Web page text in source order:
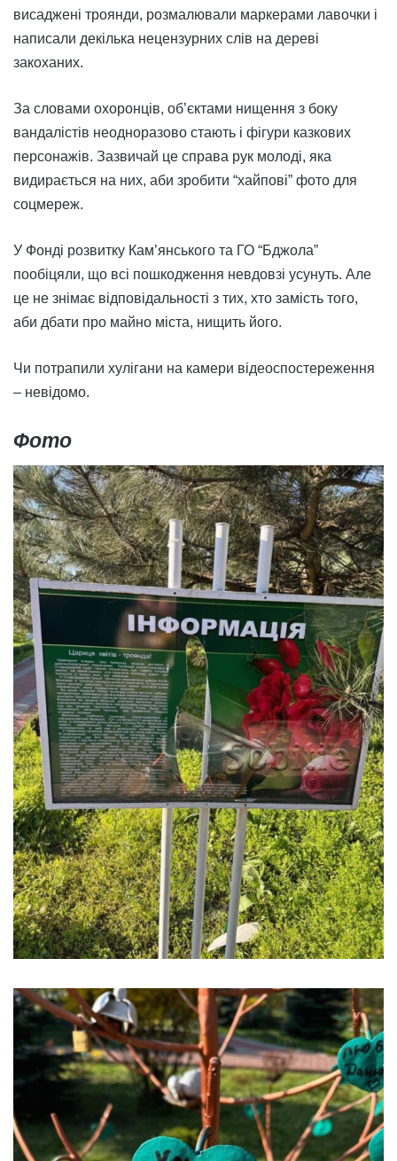
висаджені троянди, розмалювали маркерами лавочки і
написали декілька нецензурних слів на дереві
закоханих.
За словами охоронців, об’єктами нищення з боку
вандалістів неодноразово стають і фігури казкових
персонажів. Зазвичай це справа рук молоді, яка
видирається на них, аби зробити “хайпові” фото для
соцмереж.
У Фонді розвитку Кам’янського та ГО “Бджола”
пообіцяли, що всі пошкодження невдовзі усунуть. Але
це не знімає відповідальності з тих, хто замість того,
аби дбати про майно міста, нищить його.
Чи потрапили хулігани на камери відеоспостереження
– невідомо.
Фото